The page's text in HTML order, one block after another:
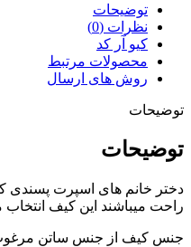
توضیحات
نظرات (0)
کیو آر کد
محصولات مرتبط
روش های ارسال
توضیحات
توضیحات
دختر خانم های اسپرت پسندی
راحت میباشند این کیف
جنس کیف از جنس ساتن